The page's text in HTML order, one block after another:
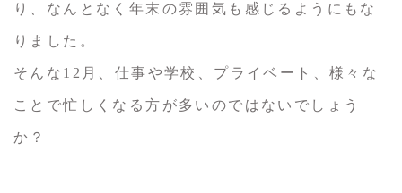
り、なんとなく年末の雰囲気も感じるようにもな
りました。
そんな12月、仕事や学校、プライベート、様々な
ことで忙しくなる方が多いのではないでしょう
か？